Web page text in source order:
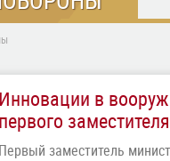
Инновации в
первого
Первый заместитель